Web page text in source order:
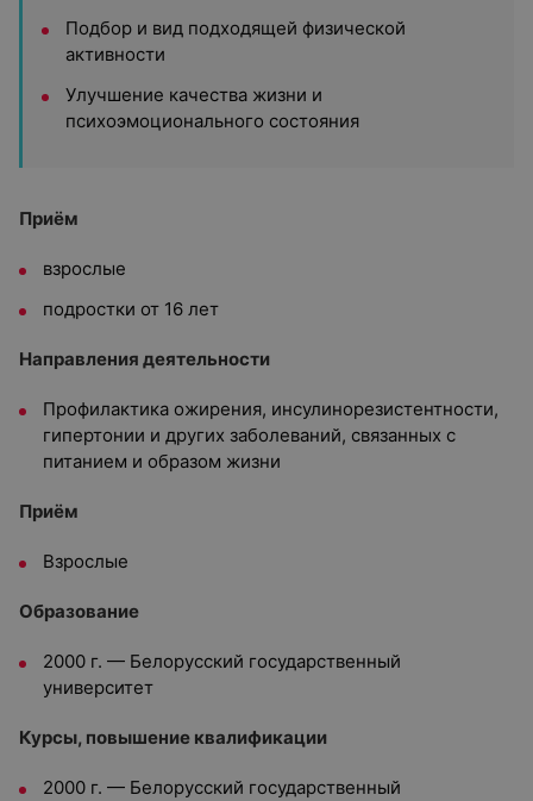
Подбор и вид подходящей физической
активности
Улучшение качества жизни и
психоэмоционального состояния
Приём
взрослые
подростки от 16 лет
Направления деятельности
Профилактика ожирения, инсулинорезистентности,
гипертонии и других заболеваний, связанных с
питанием и образом жизни
Приём
Взрослые
Образование
2000 г. — Белорусский государственный
университет
Курсы, повышение квалификации
2000 г. — Белорусский государственный